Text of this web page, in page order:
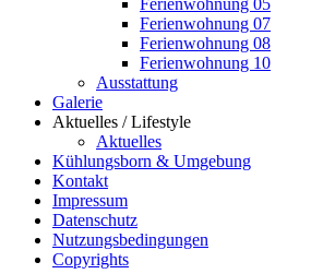
Ferienwohnung 05
Ferienwohnung 07
Ferienwohnung 08
Ferienwohnung 10
Ausstattung
Galerie
Aktuelles / Lifestyle
Aktuelles
Kühlungsborn & Umgebung
Kontakt
Impressum
Datenschutz
Nutzungsbedingungen
Copyrights